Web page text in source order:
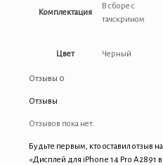
Комплектация
В сборе с
тачскрином
Цвет Черный
Отзывы 0
Отзывы
Отзывов пока нет.
Будьте первым, кто оставил отзыв на
«Дисплей для iPhone 14 Pro A2891 в